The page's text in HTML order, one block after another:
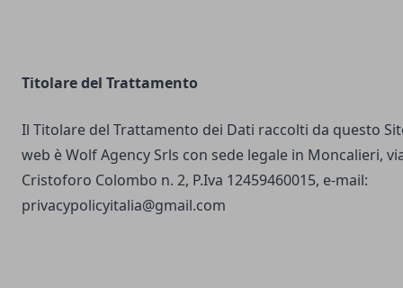
Titolare del Trattamento
Il Titolare del Trattamento dei Dati raccolti da questo
web è Wolf Agency Srls con sede legale in Moncalieri,
Cristoforo Colombo n. 2, P.Iva 12459460015, e-mail:
privacypolicyitalia@gmail.com